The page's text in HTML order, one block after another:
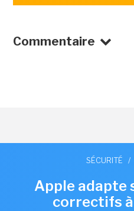
Commentaire
SÉCURITÉ /
Apple adapte
correctifs